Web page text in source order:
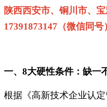
陕西西安市、铜川市、
17391873147（微信同号
一、 8大硬性条件：缺一
根据《高新技术企业认